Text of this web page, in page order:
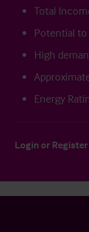
Total
Potential
High
Energy
Login or Register